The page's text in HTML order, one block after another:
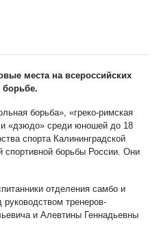
места на всероссийских
борьбе.
борьба», «греко-римская
и «дзюдо» среди юношей до 18
спорта Калининградской
спортивной борьбы России. Они
отделения самбо и
тренеров-
и Алевтины Геннадьевны